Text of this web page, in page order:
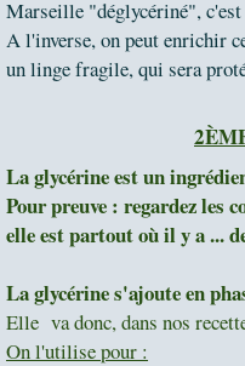
Marseille "déglycériné",
A l'inverse, on peut enrichir
un linge fragile, qui sera
La glycérine est un
Pour preuve : regardez les
elle est partout où il y a ...
La glycérine s'ajoute en
Elle va donc, dans nos
On l'utilise pour :